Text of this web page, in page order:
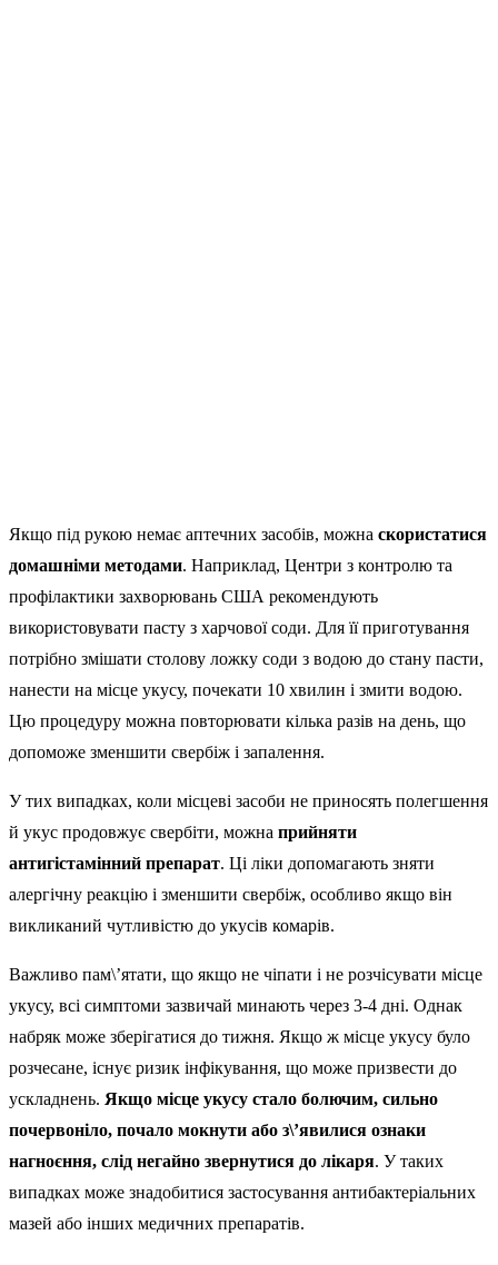
Якщо під рукою немає аптечних засобів, можна скористатися
домашніми методами. Наприклад, Центри з контролю та
профілактики захворювань США рекомендують
використовувати пасту з харчової соди. Для її приготування
потрібно змішати столову ложку соди з водою до стану пасти,
нанести на місце укусу, почекати 10 хвилин і змити водою.
Цю процедуру можна повторювати кілька разів на день, що
допоможе зменшити свербіж і запалення.
У тих випадках, коли місцеві засоби не приносять полегшення
й укус продовжує свербіти, можна прийняти
антигістамінний препарат. Ці ліки допомагають зняти
алергічну реакцію і зменшити свербіж, особливо якщо він
викликаний чутливістю до укусів комарів.
Важливо пам\’ятати, що якщо не чіпати і не розчісувати місце
укусу, всі симптоми зазвичай минають через 3-4 дні. Однак
набряк може зберігатися до тижня. Якщо ж місце укусу було
розчесане, існує ризик інфікування, що може призвести до
ускладнень. Якщо місце укусу стало болючим, сильно
почервоніло, почало мокнути або з\’явилися ознаки
нагноєння, слід негайно звернутися до лікаря. У таких
випадках може знадобитися застосування антибактеріальних
мазей або інших медичних препаратів.